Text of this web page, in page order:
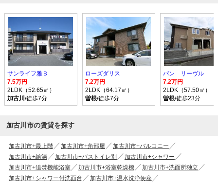
サンライフ雅Ｂ
7.5万円
2LDK（52.65㎡）
加古川 /徒歩7分
ローズダリス
7.2万円
2LDK（64.17㎡）
曽根/徒歩7分
パン リーヴル
7.2万円
2LDK（57.50㎡）
曽根/徒歩23分
加古川市の賃貸を探す
加古川市+最上階 加古川市+角部屋
加古川市+バルコニー
加古川市+給湯
加古川市+バストイレ別
加古川市+シャワー
加古川市+追焚機能浴室
加古川市+浴室乾燥機
加古川市+洗面所独立
加古川市+シャワー付洗面台
加古川市+温水洗浄便座